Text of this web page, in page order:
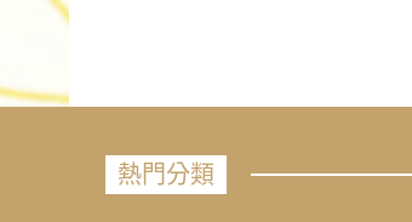
熱門分類